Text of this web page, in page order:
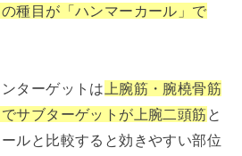
種目が「ハンマーカール」で
ターゲットは 上腕筋・腕橈骨筋
でサブターゲットが上腕二頭筋と
ルと比較すると効きやすい部位